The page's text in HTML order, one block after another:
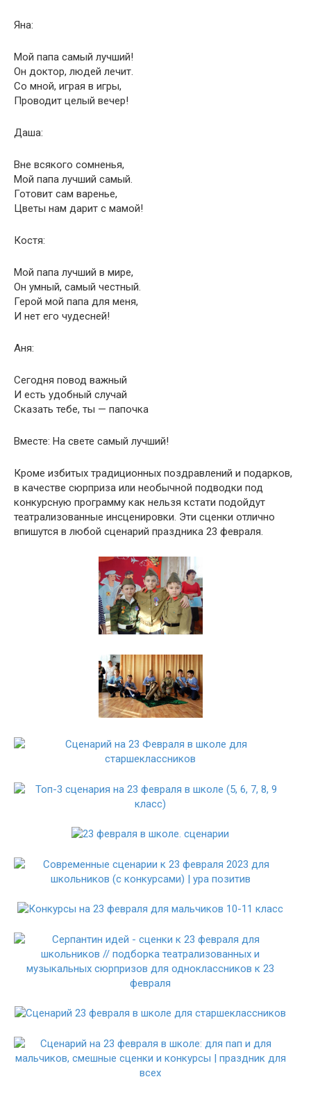
Яна:
Мой папа самый лучший!
Он доктор, людей лечит.
Со мной, играя в игры,
Проводит целый вечер!
Даша:
Вне всякого сомненья,
Мой папа лучший самый.
Готовит сам варенье,
Цветы нам дарит с мамой!
Костя:
Мой папа лучший в мире,
Он умный, самый честный.
Герой мой папа для меня,
И нет его чудесней!
Аня:
Сегодня повод важный
И есть удобный случай
Сказать тебе, ты — папочка
Вместе: На свете самый лучший!
Кроме избитых традиционных поздравлений и подарков,
в качестве сюрприза или необычной подводки под
конкурсную программу как нельзя кстати подойдут
театрализованные инсценировки. Эти сценки отлично
впишутся в любой сценарий праздника 23 февраля.